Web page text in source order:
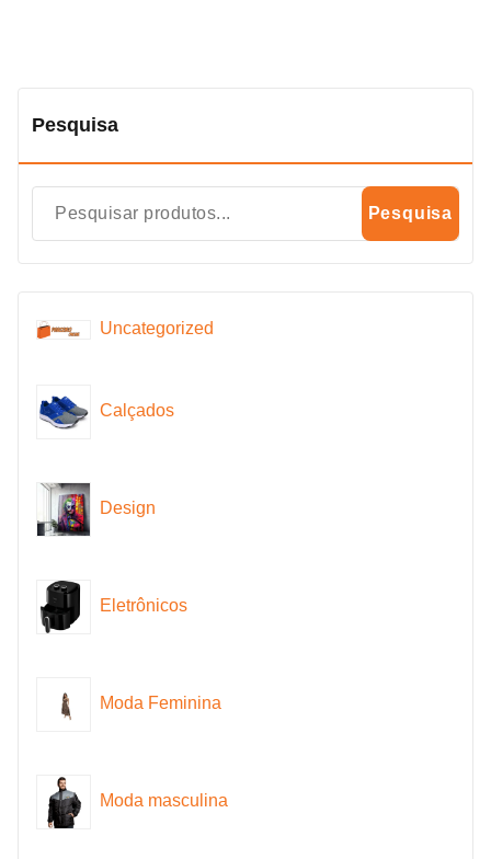
Pesquisa
Pesquisa
Uncategorized
Calçados
Design
Eletrônicos
Moda Feminina
Moda masculina